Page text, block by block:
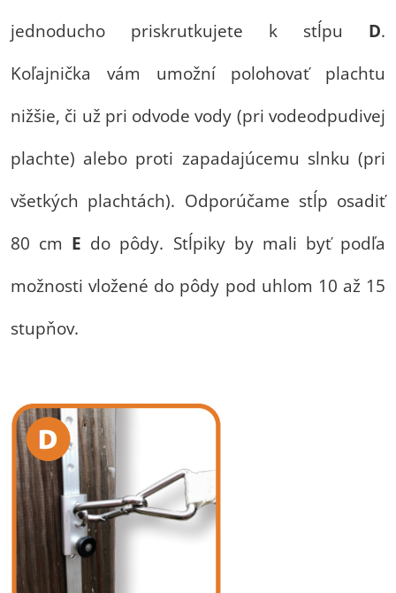
jednoducho priskrutkujete k stĺpu D.
Koľajnička vám umožní polohovať plachtu
nižšie, či už pri odvode vody (pri vodeodpudivej
plachte) alebo proti zapadajúcemu slnku (pri
všetkých plachtách). Odporúčame stĺp osadiť
80 cm E do pôdy. Stĺpiky by mali byť podľa
možnosti vložené do pôdy pod uhlom 10 až 15
stupňov.